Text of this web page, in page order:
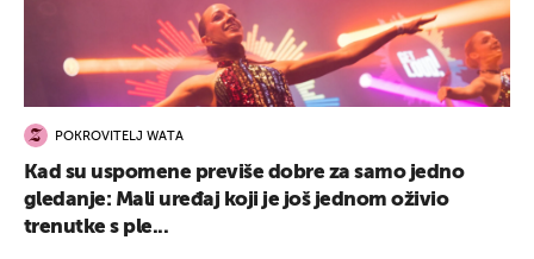
POKROVITELJ WATA
Kad su uspomene previše dobre za samo jedno
gledanje: Mali uređaj koji je još jednom oživio
trenutke s ple...